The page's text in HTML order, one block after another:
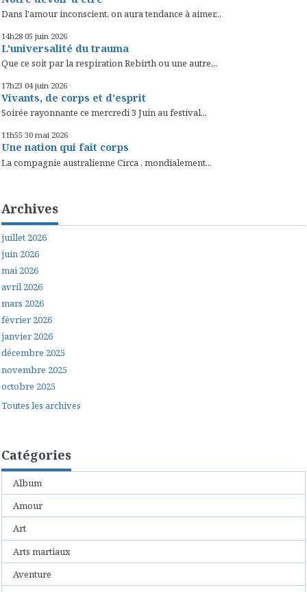
Dans l'amour inconscient, on aura tendance à aimer...
14h28 05 juin 2026
L'universalité du trauma
Que ce soit par la respiration Rebirth ou une autre...
17h23 04 juin 2026
Vivants, de corps et d'esprit
Soirée rayonnante ce mercredi 3 Juin au festival...
11h55 30 mai 2026
Une nation qui fait corps
La compagnie australienne Circa , mondialement...
Archives
juillet 2026
juin 2026
mai 2026
avril 2026
mars 2026
février 2026
janvier 2026
décembre 2025
novembre 2025
octobre 2025
Toutes les archives
Catégories
Album
Amour
Art
Arts martiaux
Aventure